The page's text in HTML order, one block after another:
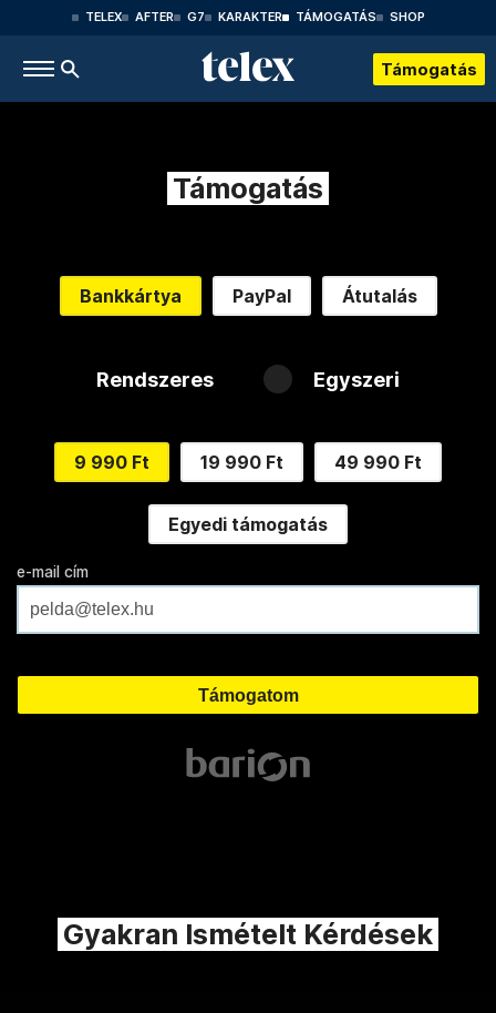
TELEX AFTER G7 KARAKTER TÁMOGATÁS SHOP
Támogatás
Támogatás
Bankkártya PayPal Átutalás
Rendszeres Egyszeri
9 990 Ft 19 990 Ft 49 990 Ft
Egyedi támogatás
e-mail cím
Gyakran Ismételt Kérdések